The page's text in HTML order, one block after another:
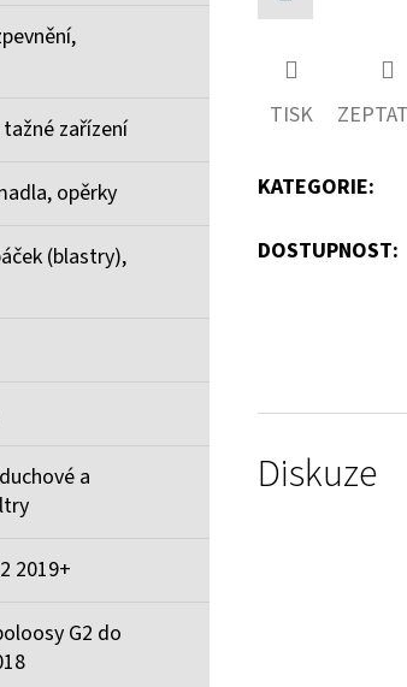
zařízení
opěrky
(blastry),
a
2019+
G2 do
produktu
0,0
5
TISK
KATEGORIE:
DOSTUPNOST:
Diskuze